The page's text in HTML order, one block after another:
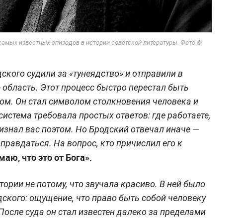
известных эпизодов в истории советской литературы. Фото ©
судили за «тунеядство» и отправили в
Этот процесс быстро перестал быть
Он стал символом столкновения человека и
требовала простых ответов: где работаете,
вас поэтом. Но Бродский отвечал иначе —
На вопрос, кто причислил его к
что это от Бога».
не потому, что звучала красиво. В ней было
ощущение, что право быть собой человеку
суда он стал известен далеко за пределами